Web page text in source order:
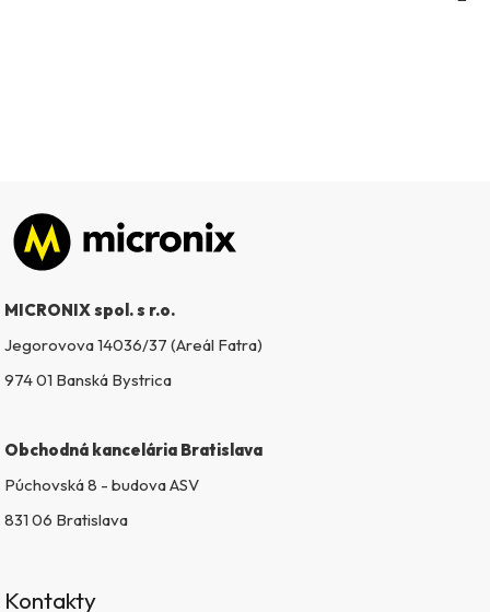
Zápätie
MICRONIX spol. s r.o.
Jegorovova 14036/37 (Areál Fatra)
974 01 Banská Bystrica
Obchodná kancelária Bratislava
Púchovská 8 - budova ASV
831 06 Bratislava
Kontakty